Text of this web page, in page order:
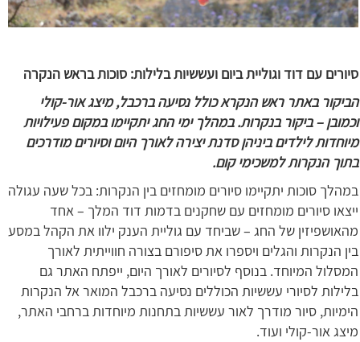
סיורים עם דוד וגוליית ביום ועששיות בלילות: סוכות בראש הנקרה
הביקור באתר ראש הנקרא כולל נסיעה ברכבל, מיצג אור-קולי
וכמובן – ביקור בנקרות. במהלך ימי החג יתקיימו במקום פעילויות
מיוחדות לילדים ביניהן סדנת יצירה לאורך היום וסיורים מודרכים
בתוך הנקרות למשכימי קום.
במהלך סוכות יתקיימו סיורים מומחזים בין הנקרות: בכל שעה עגולה
ייצאו סיורים מומחזים עם שחקנים בדמות דוד המלך – אחד
מהאושפיזין של החג – שביחד עם גוליית הענק ילוו את הקהל במסע
בין הנקרות והגלים ויספרו את סיפורם בצורה חווייתית לאורך
המסלול המיוחד. בנוסף לסיורים לאורך היום, ייפתח האתר גם
בלילות לסיורי עששיות הכוללים נסיעה ברכבל המואר אל הנקרות
הימיות, סיור מודרך לאור עששיות בתחנות מיוחדות ברחבי האתר,
מיצג אור-קולי ועוד.